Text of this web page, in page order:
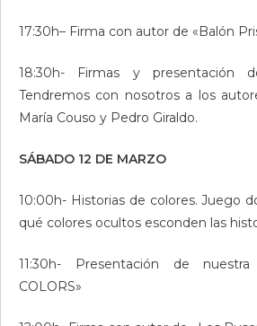
17:30h– Firma con autor de «Balón
18:30h- Firmas y presentación
Tendremos con nosotros a los
María Couso y Pedro Giraldo.
SÁBADO 12 DE MARZO
10:00h- Historias de colores. Juego
qué colores ocultos esconden las
11:30h- Presentación de nuestra
COLORS»